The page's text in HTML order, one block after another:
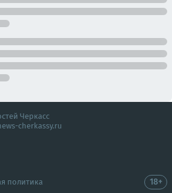
Черкасс
cherkassy.ru
политика 18+